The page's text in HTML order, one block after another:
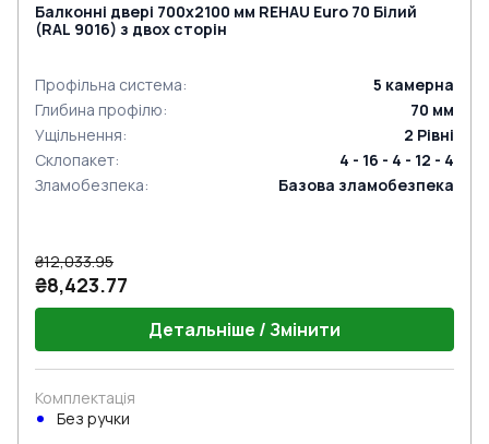
Балконні двері 700x2100 мм REHAU Euro 70 Білий
(RAL 9016) з двох сторін
Профільна система: 5 камерна
Глибина профілю: 70 мм
Ущільнення: 2 Рівні
Склопакет:
4 - 16 - 4 - 12 - 4
Зламобезпека: Базова зламобезпека
₴12,033.95
₴8,423.77
Детальніше / Змінити
Комплектація
Без ручки